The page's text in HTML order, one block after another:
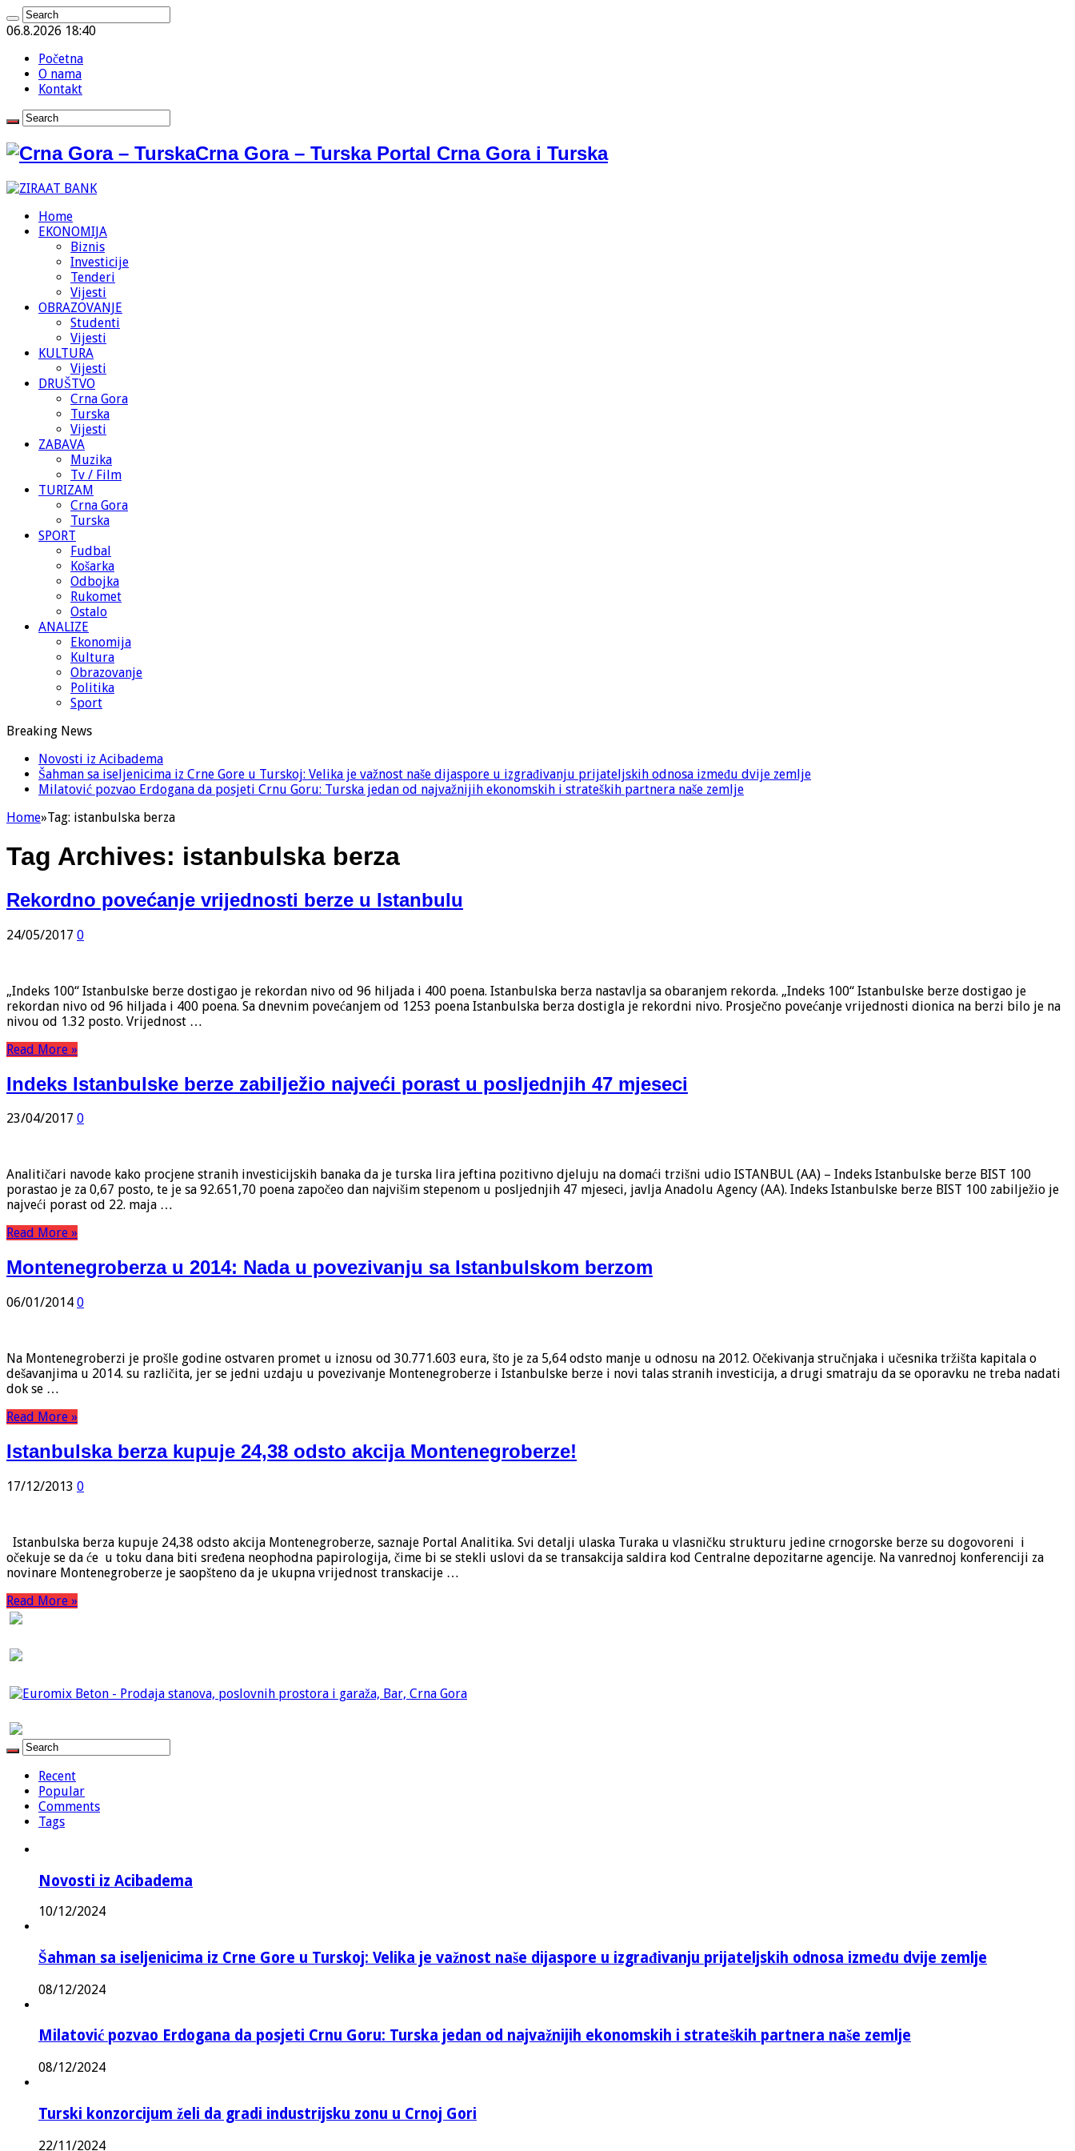
06.8.2026 18:40
Početna
O nama
Kontakt
Crna Gora – Turska Portal Crna Gora i Turska
Home
EKONOMIJA
Biznis
Investicije
Tenderi
Vijesti
OBRAZOVANJE
Studenti
Vijesti
KULTURA
Vijesti
DRUŠTVO
Crna Gora
Turska
Vijesti
ZABAVA
Muzika
Tv / Film
TURIZAM
Crna Gora
Turska
SPORT
Fudbal
Košarka
Odbojka
Rukomet
Ostalo
ANALIZE
Ekonomija
Kultura
Obrazovanje
Politika
Sport
Breaking News
Novosti iz Acibadema
Šahman sa iseljenicima iz Crne Gore u Turskoj: Velika je važnost naše dijaspore u izgrađivanju prijateljskih odnosa između dvije zemlje
Milatović pozvao Erdogana da posjeti Crnu Goru: Turska jedan od najvažnijih ekonomskih i strateških partnera naše zemlje
Home»Tag: istanbulska berza
Tag Archives: istanbulska berza
Rekordno povećanje vrijednosti berze u Istanbulu
24/05/2017 0
„Indeks 100“ Istanbulske berze dostigao je rekordan nivo od 96 hiljada i 400 poena. Istanbulska berza nastavlja sa obaranjem rekorda. „Indeks 100“ Istanbulske berze dostigao je
rekordan nivo od 96 hiljada i 400 poena. Sa dnevnim povećanjem od 1253 poena Istanbulska berza dostigla je rekordni nivo. Prosječno povećanje vrijednosti dionica na berzi bilo je na
nivou od 1.32 posto. Vrijednost …
Read More »
Indeks Istanbulske berze zabilježio najveći porast u posljednjih 47 mjeseci
23/04/2017 0
Analitičari navode kako procjene stranih investicijskih banaka da je turska lira jeftina pozitivno djeluju na domaći trzišni udio ISTANBUL (AA) – Indeks Istanbulske berze BIST 100
porastao je za 0,67 posto, te je sa 92.651,70 poena započeo dan najvišim stepenom u posljednjih 47 mjeseci, javlja Anadolu Agency (AA). Indeks Istanbulske berze BIST 100 zabilježio je
najveći porast od 22. maja …
Read More »
Montenegroberza u 2014: Nada u povezivanju sa Istanbulskom berzom
06/01/2014 0
Na Montenegroberzi je prošle godine ostvaren promet u iznosu od 30.771.603 eura, što je za 5,64 odsto manje u odnosu na 2012. Očekivanja stručnjaka i učesnika tržišta kapitala o
dešavanjima u 2014. su različita, jer se jedni uzdaju u povezivanje Montenegroberze i Istanbulske berze i novi talas stranih investicija, a drugi smatraju da se oporavku ne treba nadati
dok se …
Read More »
Istanbulska berza kupuje 24,38 odsto akcija Montenegroberze!
17/12/2013 0
Istanbulska berza kupuje 24,38 odsto akcija Montenegroberze, saznaje Portal Analitika. Svi detalji ulaska Turaka u vlasničku strukturu jedine crnogorske berze su dogovoreni i
očekuje se da će u toku dana biti sređena neophodna papirologija, čime bi se stekli uslovi da se transakcija saldira kod Centralne depozitarne agencije. Na vanrednoj konferenciji za
novinare Montenegroberze je saopšteno da je ukupna vrijednost transkacije …
Read More »
Recent
Popular
Comments
Tags
Novosti iz Acibadema
10/12/2024
Šahman sa iseljenicima iz Crne Gore u Turskoj: Velika je važnost naše dijaspore u izgrađivanju prijateljskih odnosa između dvije zemlje
08/12/2024
Milatović pozvao Erdogana da posjeti Crnu Goru: Turska jedan od najvažnijih ekonomskih i strateških partnera naše zemlje
08/12/2024
Turski konzorcijum želi da gradi industrijsku zonu u Crnoj Gori
22/11/2024